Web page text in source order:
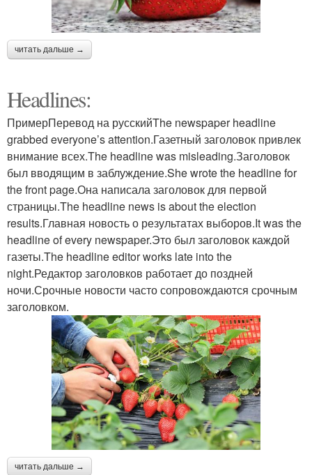
читать дальше →
Headlines:
ПримерПеревод на русскийThe newspaper headline
grabbed everyone’s attention.Газетный заголовок привлек
внимание всех.The headline was misleading.Заголовок
был вводящим в заблуждение.She wrote the headline for
the front page.Она написала заголовок для первой
страницы.The headline news is about the election
results.Главная новость о результатах выборов.It was the
headline of every newspaper.Это был заголовок каждой
газеты.The headline editor works late into the
night.Редактор заголовков работает до поздней
ночи.Срочные новости часто сопровождаются срочным
заголовком.
читать дальше →